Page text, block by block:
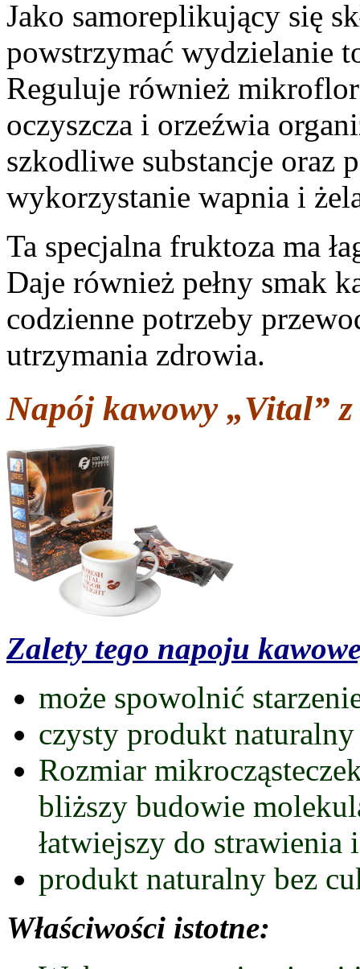
Jako samoreplikujący się
powstrzymać wydzielanie
Reguluje również
oczyszcza i orzeźwia
szkodliwe substancje oraz
wykorzystanie wapnia i
Ta specjalna fruktoza ma
Daje również pełny smak
codzienne potrzeby
utrzymania zdrowia.
Napój kawowy „Vital”
Zalety tego napoju
może spowolnić
czysty produkt naturalny
Rozmiar
bliższy budowie
łatwiejszy do strawienia
produkt naturalny bez
Właściwości istotne: